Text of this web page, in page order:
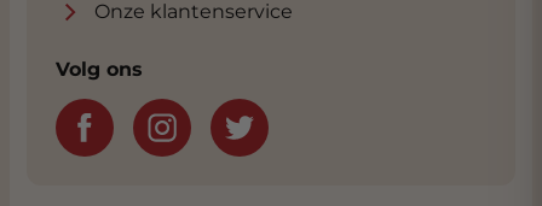
Onze klantenservice
Volg ons